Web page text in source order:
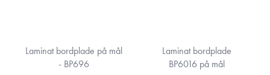
Laminat bordplade på mål
- BP696
Laminat bordplade
BP6016 på mål